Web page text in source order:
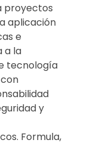
proyectos
aplicación
e
a la
tecnología
y
Formula,